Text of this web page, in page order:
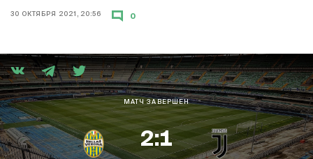
30 ОКТЯБРЯ 2021, 20:56 0
МАТЧ ЗАВЕРШЕН
2:1